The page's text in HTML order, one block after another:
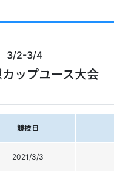
3/2-3/4
ップユース大会
競技日
2021/3/3